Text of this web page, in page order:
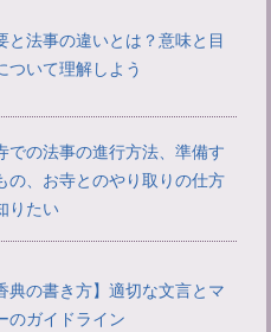
と法事の違いとは？意味と目
ついて理解しよう
での法事の進行方法、準備す
の、お寺とのやり取りの仕方
りたい
典の書き方】適切な文言とマ
のガイドライン